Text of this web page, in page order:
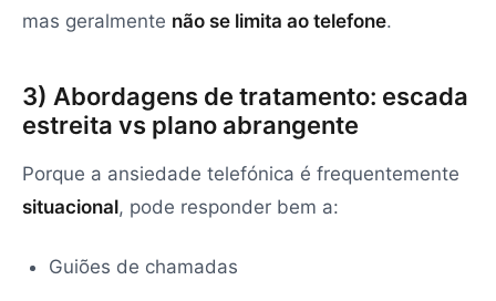
mas geralmente não se limita ao telefone.
3) Abordagens de tratamento: escada
estreita vs plano abrangente
Porque a ansiedade telefónica é frequentemente
situacional, pode responder bem a:
Guiões de chamadas